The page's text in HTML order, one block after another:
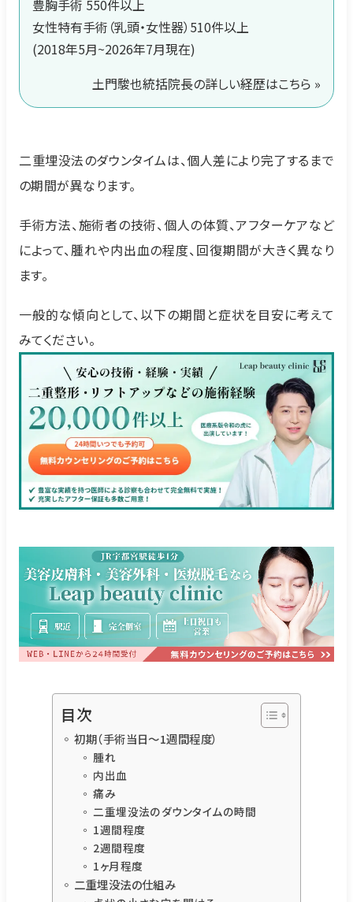
豊胸手術 550件以上
女性特有手術（乳頭・女性器）510件以上
(2018年5月~2026年7月現在)
土門駿也統括院長の詳しい経歴はこちら »
二重埋没法のダウンタイムは、個人差により完了するまで
の期間が異なります。
手術方法、施術者の技術、個人の体質、アフターケアなど
によって、腫れや内出血の程度、回復期間が大きく異なり
ます。
一般的な傾向として、以下の期間と症状を目安に考えて
みてください。
目次
初期（手術当日〜1週間程度）
腫れ
内出血
痛み
二重埋没法のダウンタイムの時間
1週間程度
2週間程度
1ヶ月程度
二重埋没法の仕組み